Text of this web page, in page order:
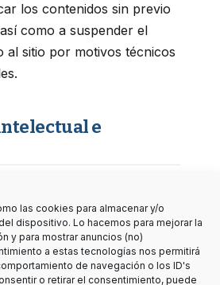
las cookies para almacenar y/o
dispositivo. Lo hacemos para mejorar la
y para mostrar anuncios (no)
a estas tecnologías nos permitirá
de navegación o los ID's
o retirar el consentimiento, puede
los contenidos sin previo
como a suspender el
al sitio por motivos técnicos
e
Los contenidos
(textos, imágenes,
jurídicos) están protegidos
de propiedad intelectual.